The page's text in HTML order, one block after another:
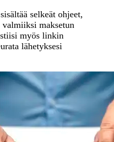
selkeät ohjeet,
valmiiksi maksetun
myös linkin
lähetyksesi